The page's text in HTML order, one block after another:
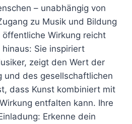
– unabhängig von
zu Musik und Bildung
öffentliche Wirkung reicht
Sie inspiriert
zeigt den Wert der
und des gesellschaftlichen
dass Kunst kombiniert mit
entfalten kann. Ihre
Erkenne dein